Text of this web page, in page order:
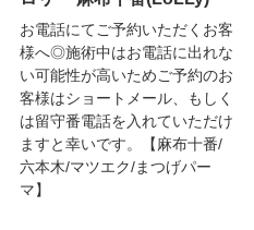
お電話にてご予約いただくお客
様へ◎施術中はお電話に出れな
い可能性が高いためご予約のお
客様はショートメール、もしく
は留守番電話を入れていただけ
ますと幸いです。【麻布十番/
六本木/マツエク/まつげパー
マ】